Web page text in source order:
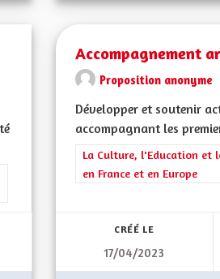
écologiques, environnementales
Accompagnement
Proposition anonyme
Développer et soutenir
accompagnant les
Filtrer les résultats de la
La Culture, l'Education et
en France et en Europe
CRÉÉ LE
17/04/2023